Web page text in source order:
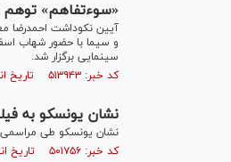
«سوءتفاهم» توهم
و سیما با حضور شهاب
سینمایی برگزار شد.
کد خبر: ۵۱۳۹۴۳ تاریخ انتشار : ۱۳۹۸/۰۲/۱۰
نشان یونسکو به فیلم
نشان یونسکو طی مراسمی از
کد خبر: ۵۰۱۷۵۶ تاریخ انتشار : ۱۳۹۷/۱۲/۲۰